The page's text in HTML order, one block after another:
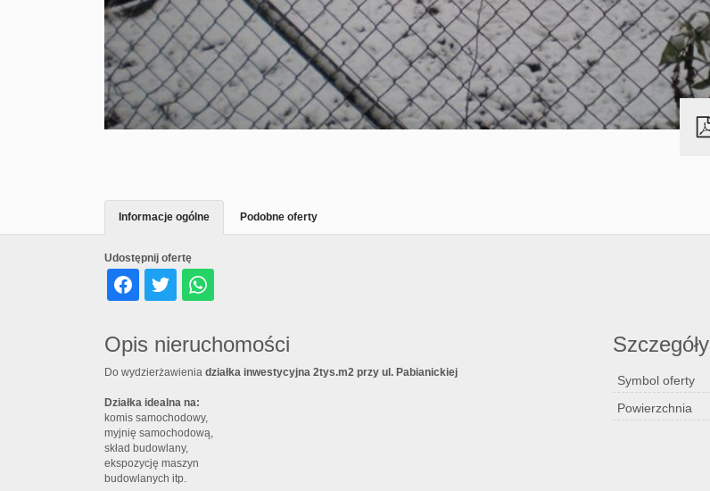
Udostępnij ofertę
Informacje ogólne Podobne oferty
Opis nieruchomości
Do wydzierżawienia działka inwestycyjna 2tys.m2 przy ul. Pabianickiej
Działka idealna na:
komis samochodowy,
myjnię samochodową,
skład budowlany,
ekspozycję maszyn
budowlanych itp.
Szczegóły
Symbol oferty
Powierzchnia